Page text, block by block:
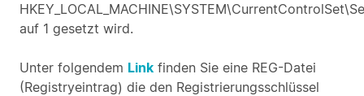
auf 1 gesetzt wird.
Unter folgendem Link finden Sie eine REG-Datei
(Registryeintrag) die den Registrierungsschlüssel